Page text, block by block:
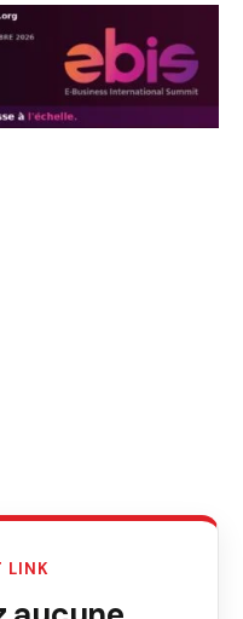
LINK